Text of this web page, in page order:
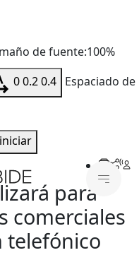
de fuente:100%
00.20.4 Espaciado de
para
comerciales
telefónico